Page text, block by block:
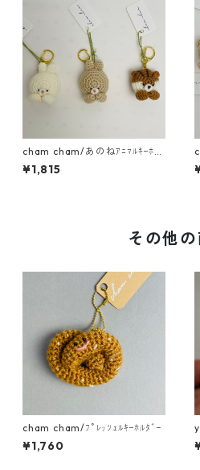
cham cham/あのねｱﾆﾏﾙｷｰﾎﾙ
ﾀﾞｰ（うさぎ・りす）
¥1,815
その他
cham cham/ﾌﾟﾚｯﾂｪﾙｷｰﾎﾙﾀﾞｰ
¥1,760